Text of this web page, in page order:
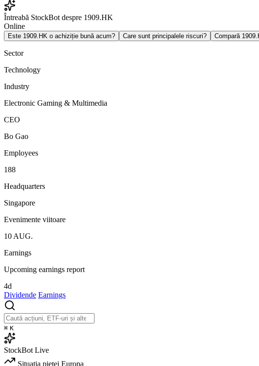
Întreabă StockBot despre 1909.HK
Online
Este 1909.HK o achiziție bună acum? Care sunt principalele riscuri? Compară
Sector
Technology
Industry
Electronic Gaming & Multimedia
CEO
Bo Gao
Employees
188
Headquarters
Singapore
Evenimente viitoare
10 AUG.
Earnings
Upcoming earnings report
4d
Dividende Earnings
⌘ K
StockBot Live
Situația pieței Europa